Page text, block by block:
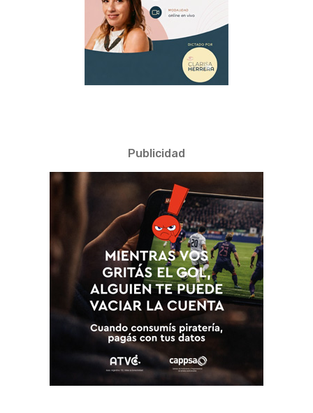
Publicidad